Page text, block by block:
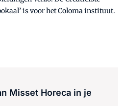
is voor het Coloma instituut.
Misset Horeca in je